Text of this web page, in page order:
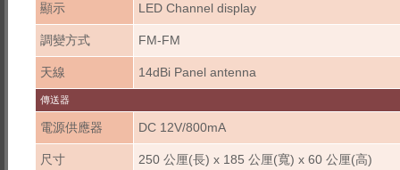
顯示 LED Channel display
調變方式 FM-FM
天線 14dBi Panel antenna
傳送器
電源供應器 DC 12V/800mA
尺寸 250 公厘(長) x 185 公厘(寬) x 60 公厘(高)